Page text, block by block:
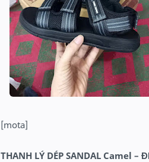
[mota]
THANH LÝ DÉP SANDAL Camel –